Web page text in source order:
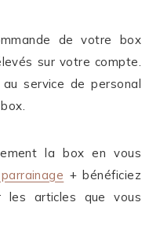
de votre box
sur votre compte.
service de personal
la box en vous
+ bénéficiez
les articles que vous